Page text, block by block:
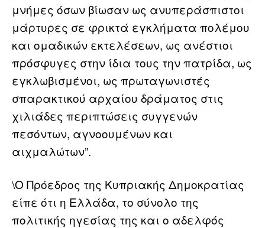
μνήμες όσων βίωσαν ως ανυπεράσπιστοι
μάρτυρες σε φρικτά εγκλήματα πολέμου
και ομαδικών εκτελέσεων, ως ανέστιοι
πρόσφυγες στην ίδια τους την πατρίδα, ως
εγκλωβισμένοι, ως πρωταγωνιστές
σπαρακτικού αρχαίου δράματος στις
χιλιάδες περιπτώσεις συγγενών
πεσόντων, αγνοουμένων και
αιχμαλώτων”.
\Ο Πρόεδρος της Κυπριακής Δημοκρατίας
είπε ότι η Ελλάδα, το σύνολο της
πολιτικής ηγεσίας της και ο αδελφός